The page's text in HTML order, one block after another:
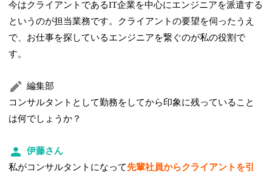
今はクライアントであるIT企業を中心にエンジニアを派遣する
というのが担当業務です。クライアントの要望を伺ったうえ
で、お仕事を探しているエンジニアを繋ぐのが私の役割で
す。
編集部
コンサルタントとして勤務をしてから印象に残っていること
は何でしょうか？
伊藤さん
私がコンサルタントになって先輩社員からクライアントを引